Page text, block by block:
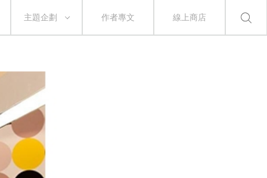
主題企劃 作者專文 線上商店